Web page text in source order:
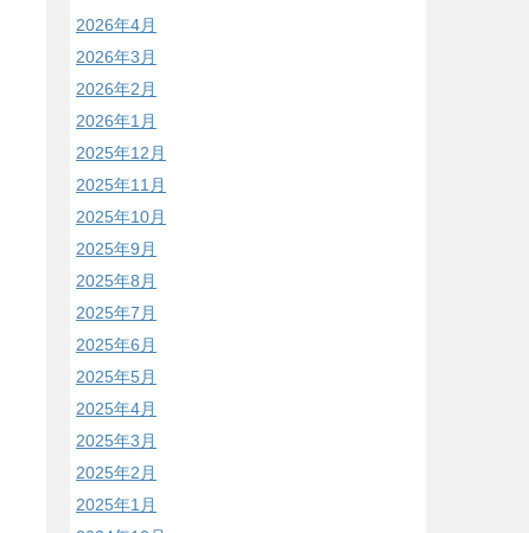
2026年4月
2026年3月
2026年2月
2026年1月
2025年12月
2025年11月
2025年10月
2025年9月
2025年8月
2025年7月
2025年6月
2025年5月
2025年4月
2025年3月
2025年2月
2025年1月